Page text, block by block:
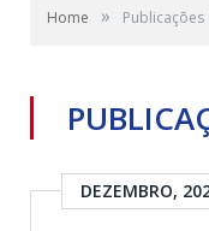
Home » Publicações
DEZEMBRO,